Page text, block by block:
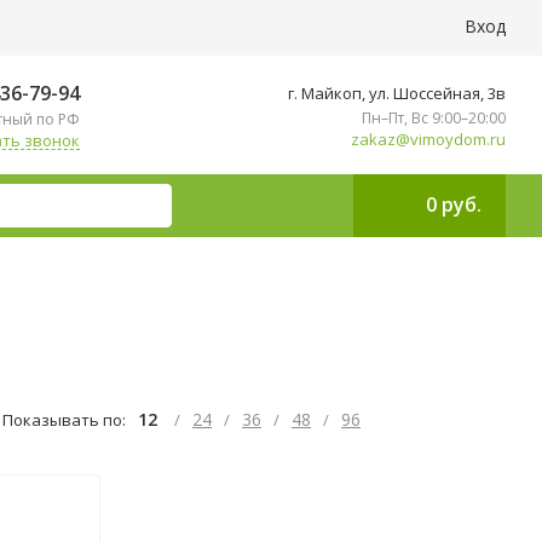
Вход
79-94
по РФ
звонок
г. Майкоп, ул. ​Шоссейная, 3в
Пн–Пт, Вс 9:00–20:00
zakaz@vimoydom.ru
0 руб.
Показывать по: 12 / 24 / 36 / 48 / 96